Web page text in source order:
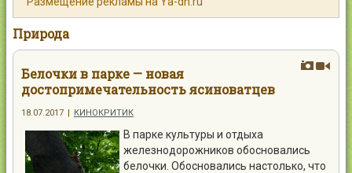
Контакты
Природа
Белочки в парке — новая
достопримечательность ясиноватцев
18.07.2017 | КИНОКРИТИК
В парке культуры и отдыха
железнодорожников обосновались
белочки. Обосновались настолько, что